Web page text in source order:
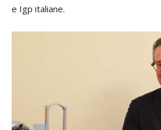
e Igp italiane.